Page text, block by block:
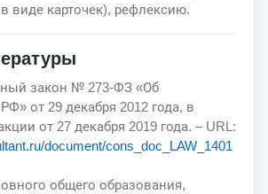
виде карточек), рефлексию.
закон № 273-ФЗ «Об
от 29 декабря 2012 года, в
от 27 декабря 2019 года. – URL:
document/cons_doc_LAW_1401
общего образования,